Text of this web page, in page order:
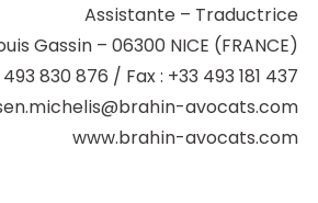
Assistante – Traductrice
Gassin – 06300 NICE (FRANCE)
830 876 / Fax : +33 493 181 437
avocats.com
www.brahin-avocats.com